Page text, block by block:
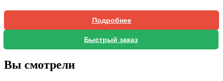
Подробнее
Быстрый заказ
Вы смотрели